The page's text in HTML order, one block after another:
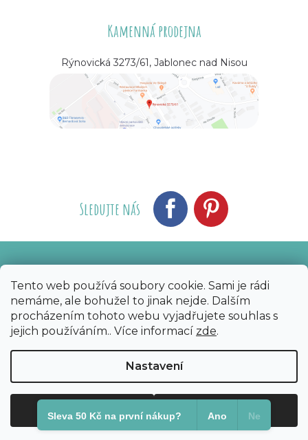
Tento web používá soubory cookie. Sami je rádi
nemáme, ale bohužel to jinak nejde. Dalším
procházením tohoto webu vyjadřujete souhlas s
jejich používáním.. Více informací zde.
Nastavení
Odmítnout Souhlasím
Kamenná prodejna
Rýnovická 3273/61, Jablonec nad Nisou
Sledujte nás
Copyright 2026 Bijoux Components - Svět
korálků. Všechna práva vyhrazena.
Sleva 50 Kč na první nákup?​ Ano Ne